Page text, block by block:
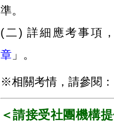
準。
(二) 詳細應考事項
章 」。
※相關考情，請參閱
＜請接受社團機構